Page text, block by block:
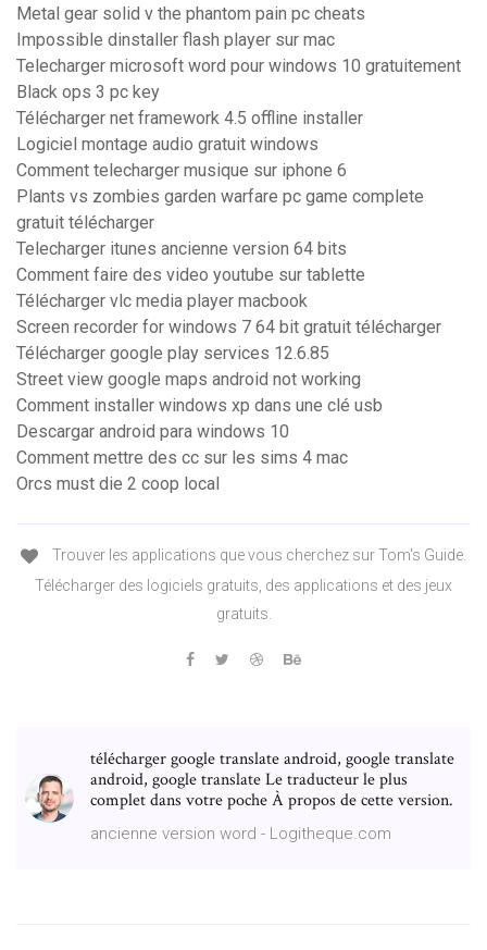
Metal gear solid v the phantom pain pc cheats
Impossible dinstaller flash player sur mac
Telecharger microsoft word pour windows 10 gratuitement
Black ops 3 pc key
Télécharger net framework 4.5 offline installer
Logiciel montage audio gratuit windows
Comment telecharger musique sur iphone 6
Plants vs zombies garden warfare pc game complete
gratuit télécharger
Telecharger itunes ancienne version 64 bits
Comment faire des video youtube sur tablette
Télécharger vlc media player macbook
Screen recorder for windows 7 64 bit gratuit télécharger
Télécharger google play services 12.6.85
Street view google maps android not working
Comment installer windows xp dans une clé usb
Descargar android para windows 10
Comment mettre des cc sur les sims 4 mac
Orcs must die 2 coop local
Trouver les applications que vous cherchez sur Tom's Guide.
Télécharger des logiciels gratuits, des applications et des jeux
gratuits.
télécharger google translate android, google translate
android, google translate Le traducteur le plus
complet dans votre poche À propos de cette version.
ancienne version word - Logitheque.com